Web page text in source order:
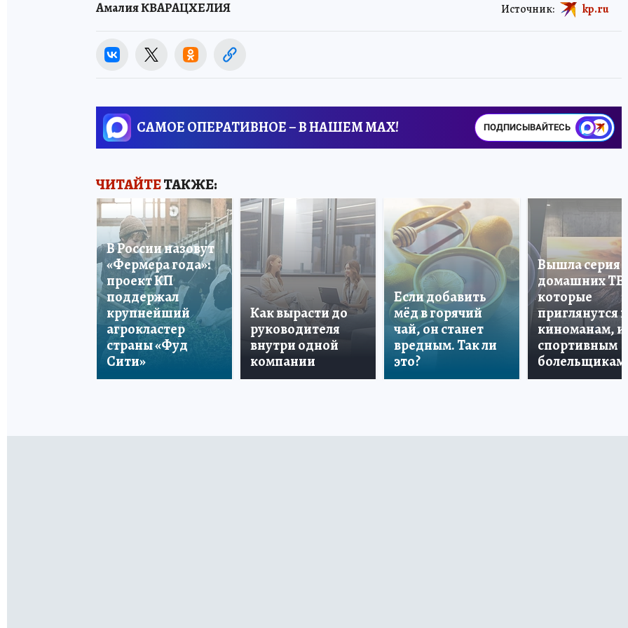
Амалия КВАРАЦХЕЛИЯ Источник: kp.ru
САМОЕ ОПЕРАТИВНОЕ – В НАШЕМ MAX! ПОДПИСЫВАЙТЕСЬ
ЧИТАЙТЕТАКЖЕ:
В России назовут
«Фермера года»:
проект КП
поддержал
крупнейший
агрокластер
страны «Фуд
Сити»
Как вырасти до
руководителя
внутри одной
компании
Если добавить
мёд в горячий
чай, он станет
вредным. Так ли
это?
Вышла серия
домашних ТВ,
которые
приглянутся и
киноманам, и
спортивным
болельщикам